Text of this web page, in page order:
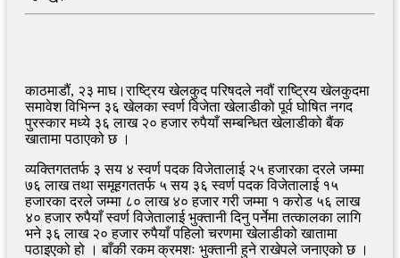
काठमाडौं, २३ माघ।राष्ट्रिय खेलकुद परिषदले नवौं राष्ट्रिय खेलकुदमा
समावेश विभिन्न ३६ खेलका स्वर्ण विजेता खेलाडीको पूर्व घोषित नगद
पुरस्कार मध्ये ३६ लाख २० हजार रुपैयाँ सम्बन्धित खेलाडीको बैंक
खातामा पठाएको छ ।
व्यक्तिगततर्फ ३ सय ४ स्वर्ण पदक विजेतालाई २५ हजारका दरले जम्मा
७६ लाख तथा समूहगततर्फ ५ सय ३६ स्वर्ण पदक विजेतालाई १५
हजारका दरले जम्मा ८० लाख ४० हजार गरी जम्मा १ करोड ५६ लाख
४० हजार रुपैयाँ स्वर्ण विजेतालाई भुक्तानी दिनु पर्नेमा तत्कालका लागि
भने ३६ लाख २० हजार रुपैयाँ पहिलो चरणमा खेलाडीको खातामा
पठाइएको हो । बाँकी रकम क्रमशः भुक्तानी हुने राखेपले जनाएको छ ।